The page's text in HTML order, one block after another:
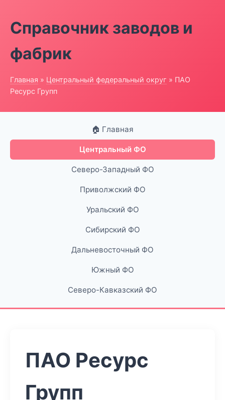
Справочник заводов и
фабрик
Главная » Центральный федеральный округ » ПАО
Ресурс Групп
🏠 Главная
Центральный ФО
Северо-Западный ФО
Приволжский ФО
Уральский ФО
Сибирский ФО
Дальневосточный ФО
Южный ФО
Северо-Кавказский ФО
ПАО Ресурс
Групп